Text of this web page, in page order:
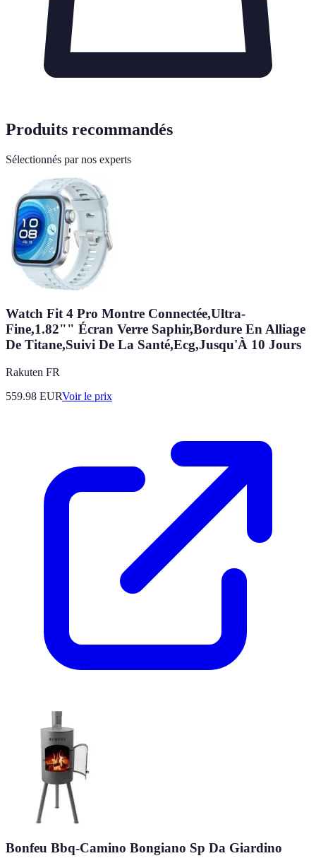
Produits recommandés
Sélectionnés par nos experts
Watch Fit 4 Pro Montre Connectée,Ultra-
Fine,1.82"" Écran Verre Saphir,Bordure En Alliage
De Titane,Suivi De La Santé,Ecg,Jusqu'À 10 Jours
Rakuten FR
559.98 EURVoir le prix
Bonfeu Bbq-Camino Bongiano Sp Da Giardino